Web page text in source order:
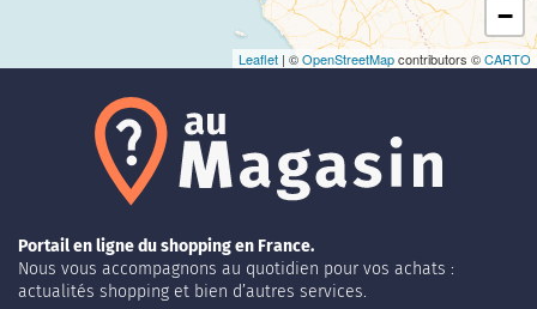
−
Leaflet | ©OpenStreetMapcontributors ©CARTO
Portail en ligne du shopping en France.
Nous vous accompagnons au quotidien pour vos achats :
actualités shopping et bien d’autres services.